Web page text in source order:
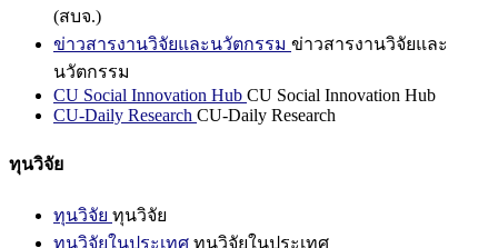
(สบจ.)
ข่าวสารงานวิจัยและนวัตกรรม ข่าวสารงานวิจัยและ
นวัตกรรม
CU Social Innovation Hub CU Social Innovation Hub
CU-Daily Research CU-Daily Research
ทุนวิจัย
ทุนวิจัย ทุนวิจัย
ทุนวิจัยในประเทศ ทุนวิจัยในประเทศ